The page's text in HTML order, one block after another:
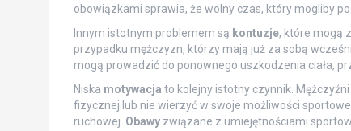
obowiązkami sprawia, że wolny czas, który mogliby
Innym istotnym problemem są kontuzje, które mogą
przypadku mężczyzn, którzy mają już za sobą
mogą prowadzić do ponownego uszkodzenia ciała,
Niska motywacja to kolejny istotny czynnik.
fizycznej lub nie wierzyć w swoje możliwości
ruchowej. Obawyzwiązane z umiejętnościami